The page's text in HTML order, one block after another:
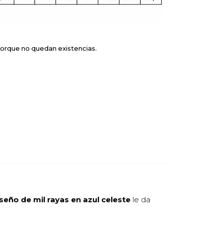
no quedan existencias.
de mil rayas en azul celeste le da